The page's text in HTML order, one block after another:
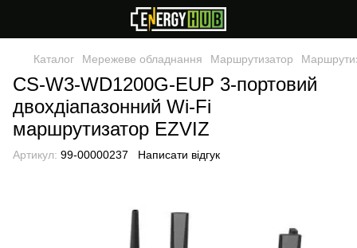
Каталог Мережеве обладнання Маршрутизатор
CS-W3-WD1200G-EUP 3-портовий
двохдіапазонний Wi-Fi
маршрутизатор EZVIZ
Артикул: 99-00000237 Написати відгук